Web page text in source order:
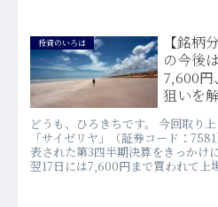
投資のいろは
【銘柄
の今後
7,600円
狙いを
どうも、ひろきちです。 今回取り
「サイゼリヤ」（証券コード：
表された第3四半期決算をきっかけ
翌17日には7,600円まで買われて上